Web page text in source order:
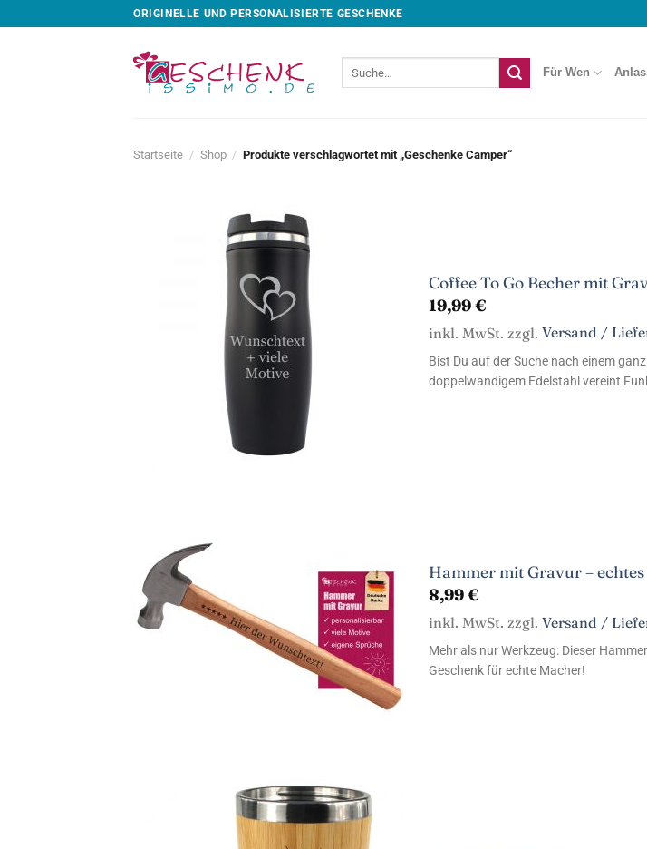
to
ORIGINELLE UND PERSONALISIERTE GESCHENKE
Für Wen
Startseite / Shop / Produkte verschlagwortet mit „Geschenke Camper“
Coffee To Go Becher mit
19,99€
inkl. MwSt. zzgl.Versand /
Bist Du auf der Suche nach einem
doppelwandigem Edelstahl vereint
Hammer mit Gravur –
8,99€
inkl. MwSt. zzgl.Versand /
Mehr als nur Werkzeug: Dieser
Geschenk für echte Macher!